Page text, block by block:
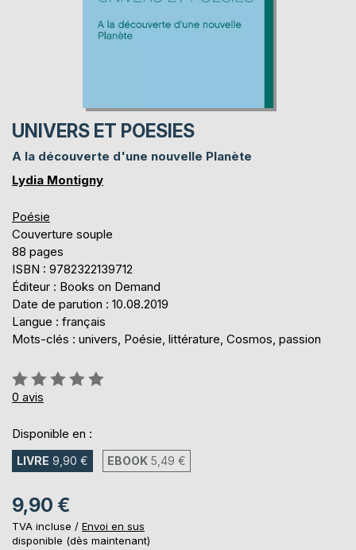
UNIVERS ET POESIES
A la découverte d'une nouvelle Planète
Lydia Montigny
Poésie
Couverture souple
88 pages
ISBN : 9782322139712
Éditeur : Books on Demand
Date de parution : 10.08.2019
Langue : français
Mots-clés : univers, Poésie, littérature, Cosmos, passion
Évaluation:
0%
0 avis
Disponible en :
LIVRE 9,90 € EBOOK 5,49 €
9,90 €
TVA incluse / Envoi en sus
disponible (dès maintenant)